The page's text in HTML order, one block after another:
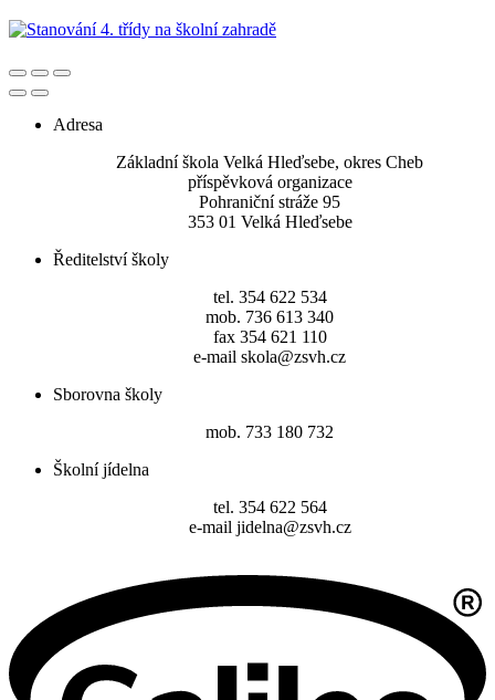
Adresa
Základní škola Velká Hleďsebe, okres Cheb
příspěvková organizace
Pohraniční stráže 95
353 01 Velká Hleďsebe
Ředitelství školy
tel. 354 622 534
mob. 736 613 340
fax 354 621 110
e-mail skola@zsvh.cz
Sborovna školy
mob. 733 180 732
Školní jídelna
tel. 354 622 564
e-mail jidelna@zsvh.cz